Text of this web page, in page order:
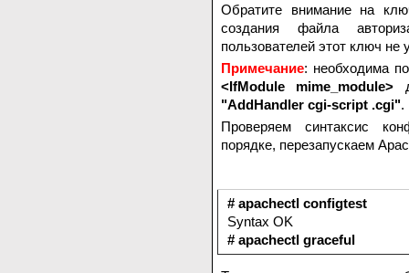
Обратите внимание на
создания файла
пользователей этот ключ не
Примечание: необходима
<IfModule mime_module>
"AddHandler cgi-script .cgi".
Проверяем синтаксис
порядке, перезапускаем
# apachectl configtest
Syntax OK
# apachectl graceful